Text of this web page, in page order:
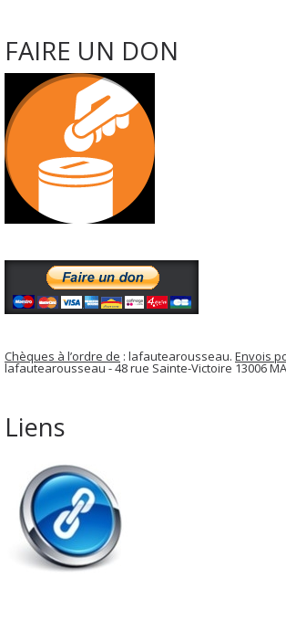
FAIRE UN DON
Chèques à l’ordre de : lafautearousseau. Envois
lafautearousseau - 48 rue Sainte-Victoire 13006
Liens